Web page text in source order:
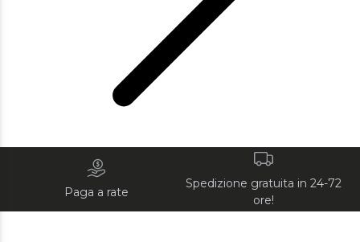
Paga a rate
Spedizione gratuita in 24-72
ore!